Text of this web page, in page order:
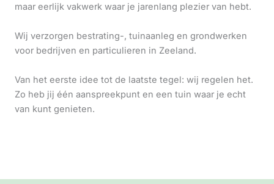
maar eerlijk vakwerk waar je jarenlang plezier van hebt.
Wij verzorgen bestrating-, tuinaanleg en grondwerken
voor bedrijven en particulieren in Zeeland.
Van het eerste idee tot de laatste tegel: wij regelen het.
Zo heb jij één aanspreekpunt en een tuin waar je echt
van kunt genieten.